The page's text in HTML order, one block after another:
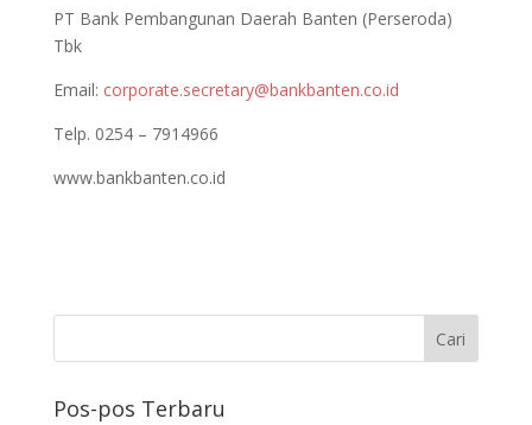
PT Bank Pembangunan Daerah Banten (Perseroda)
Tbk
Email: corporate.secretary@bankbanten.co.id
Telp. 0254 – 7914966
www.bankbanten.co.id
Pos-pos Terbaru